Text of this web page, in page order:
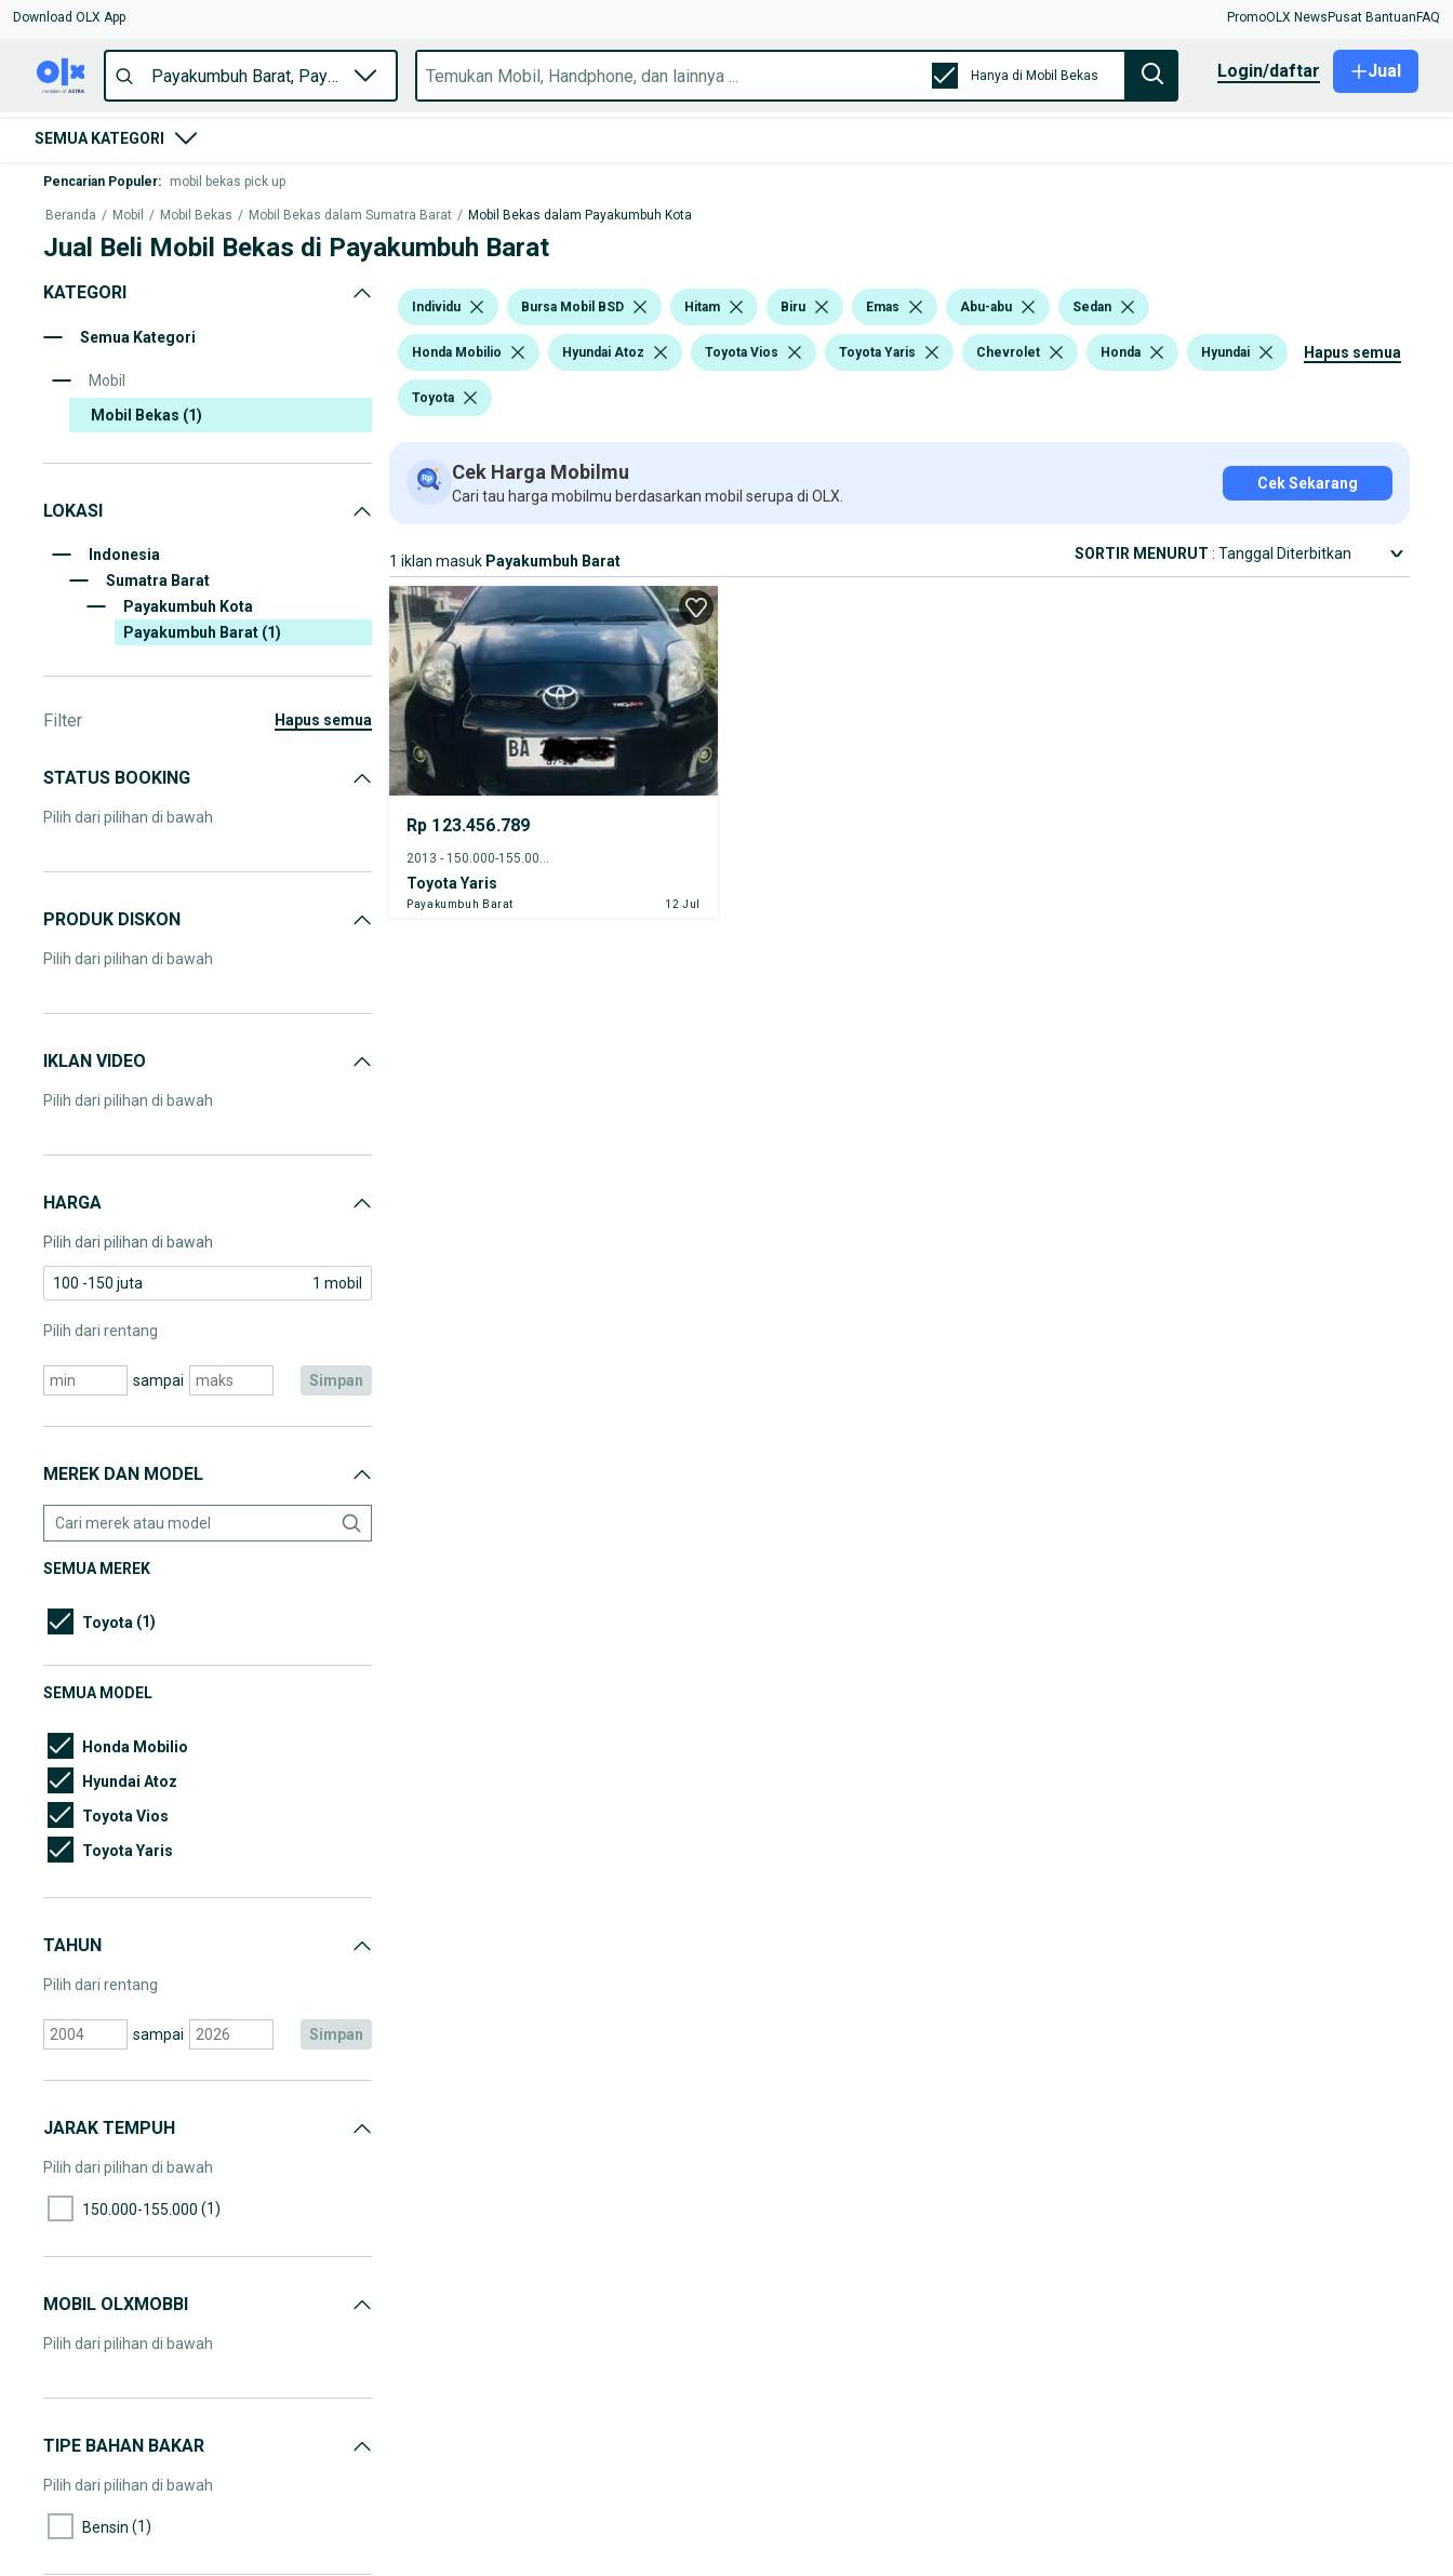
Download OLX App PromoOLX News Pusat Bantuan FAQ
Hanya di Mobil Bekas login/daftar Jual
SEMUA KATEGORI
Pencarian Populer: mobil bekas pick up
Beranda / Mobil / Mobil Bekas / Mobil Bekas dalam Sumatra Barat / Mobil Bekas dalam Payakumbuh Kota
Jual Beli Mobil Bekas di Payakumbuh Barat
KATEGORI
Semua Kategori
Mobil
Mobil Bekas (1)
LOKASI
Indonesia
Sumatra Barat
Payakumbuh Kota
Payakumbuh Barat (1)
Filter hapus semua
STATUS BOOKING
Pilih dari pilihan di bawah
PRODUK DISKON
Pilih dari pilihan di bawah
IKLAN VIDEO
Pilih dari pilihan di bawah
HARGA
Pilih dari pilihan di bawah
100 -150 juta 1 mobil
Pilih dari rentang
sampai simpan
MEREK DAN MODEL
SEMUA MEREK
Toyota (1)
SEMUA MODEL
Honda Mobilio
Hyundai Atoz
Toyota Vios
Toyota Yaris
TAHUN
Pilih dari rentang
sampai simpan
JARAK TEMPUH
Pilih dari pilihan di bawah
150.000-155.000 (1)
MOBIL OLXMOBBI
Pilih dari pilihan di bawah
TIPE BAHAN BAKAR
Pilih dari pilihan di bawah
Bensin (1)
Individu Bursa Mobil BSD Hitam Biru Emas Abu-abu Sedan
Honda Mobilio Hyundai Atoz Toyota Vios Toyota Yaris Chevrolet Honda Hyundai
Toyota
hapus semua
Cek Harga Mobilmu
Cari tau harga mobilmu berdasarkan mobil serupa di OLX.
Cek Sekarang
1 iklan masuk Payakumbuh Barat SORTIR MENURUT : Tanggal Diterbitkan
Rp 123.456.789
Toyota Yaris
Payakumbuh Barat 12 Jul